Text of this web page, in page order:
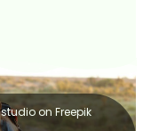
on Freepik